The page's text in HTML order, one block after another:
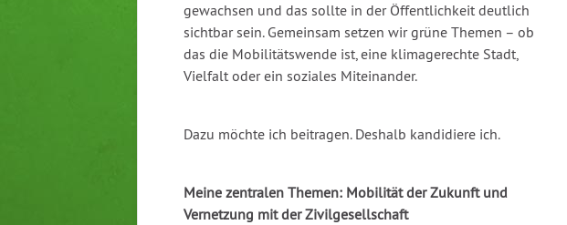
gewachsen und das sollte in der Öffentlichkeit deutlich
sichtbar sein. Gemeinsam setzen wir grüne Themen – ob
das die Mobilitätswende ist, eine klimagerechte Stadt,
Vielfalt oder ein soziales Miteinander.
Dazu möchte ich beitragen. Deshalb kandidiere ich.
Meine zentralen Themen: Mobilität der Zukunft und
Vernetzung mit der Zivilgesellschaft